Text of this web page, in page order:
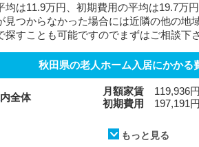
均は11.9万円、初期費用の平均は19.7万
見つからなかった場合には近隣の他の地
探すことも可能ですのでまずはご相談下
秋田県の老人ホーム入居にかかる
内全体
月額家賃 119,936
初期費用
197,191